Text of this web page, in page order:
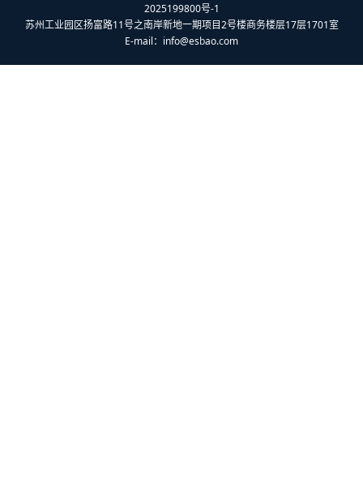
2025199800号-1
苏州工业园区扬富路11号之南岸新地一期项目2号楼商务楼层17层1701室
E-mail： info@esbao.com